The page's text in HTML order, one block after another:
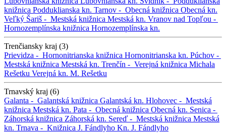
knižnica Podduklianska kn. Tarnov - Obecná knižnica Obecná kn.
Veľký Šariš - Mestská knižnica Mestská kn. Vranov nad Topľou -
Hornozemplínska knižnica Hornozemplínska kn.
Trenčiansky kraj (3)
Prievidza - Hornonitrianska knižnica Hornonitrianska kn. Púchov -
Mestská knižnica Mestská kn. Trenčín - Verejná knižnica Michala
Rešetku Verejná kn. M. Rešetku
Trnavský kraj (6)
Galanta - Galantská knižnica Galantská kn. Hlohovec - Mestská
knižnica Mestská kn. Pata - Obecná knižnica Obecná kn. Senica -
Záhorská knižnica Záhorská kn. Sereď - Mestská knižnica Mestská
kn. Trnava - Knižnica J. Fándlyho Kn. J. Fándlyho